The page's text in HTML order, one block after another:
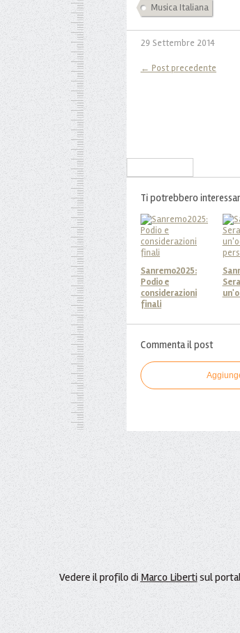
Musica Italiana
29 Settembre 2014
← Post precedente
Ti potrebbero
Sanremo2025:
Podio e
considerazioni
finali
Commenta il post
Vedere il profilo di Marco Libertisul